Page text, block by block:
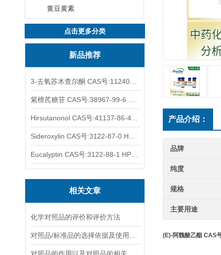
黄豆黄素
点击更多分类
新品推荐
相关文章
化学对照品的评价和评价方法
产品介绍：
品牌
纯度
规格
主要用途
(E)-阿魏酸乙酯 CAS